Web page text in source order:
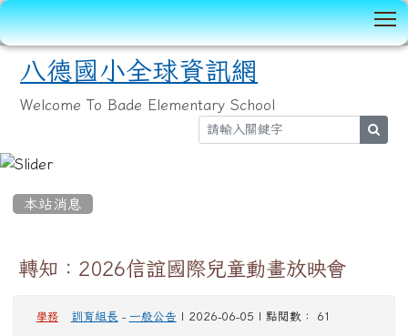
八德國小全球資訊網
Welcome To Bade Elementary School
本站消息
轉知：2026信誼國際兒童動畫放映會
學務 訓育組長 - 一般公告 | 2026-06-05 | 點閱數： 61